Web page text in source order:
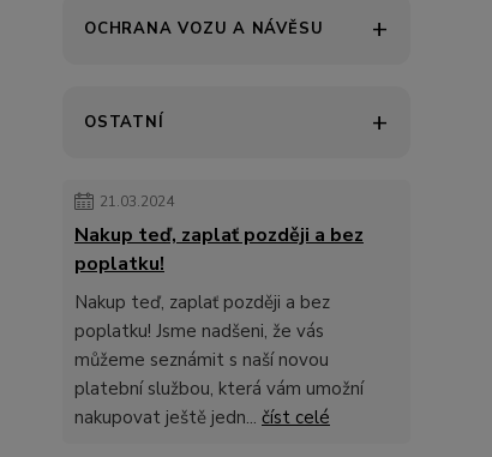
OCHRANA VOZU A NÁVĚSU
OSTATNÍ
21.03.2024
Nakup teď, zaplať později a bez
poplatku!
Nakup teď, zaplať později a bez
poplatku! Jsme nadšeni, že vás
můžeme seznámit s naší novou
platební službou, která vám umožní
nakupovat ještě jedn... číst celé